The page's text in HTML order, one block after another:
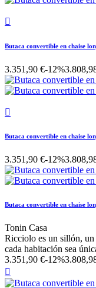

Butaca convertible en chaise
3.351,90 €-12%

Butaca convertible en chaise
3.351,90 €-12%
Butaca convertible en chaise
Tonin Casa
Ricciolo es un sillón,
cada habitación sea
3.351,90 €-12%
